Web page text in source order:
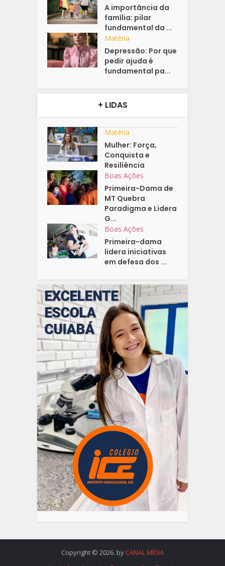
A importância da
família: pilar
fundamental da ...
Matéria
Depressão: Por que
pedir ajuda é
fundamental pa...
+ LIDAS
Matéria
Mulher: Força,
Conquista e
Resiliência
Boas Ações
Primeira-Dama de
MT Quebra
Paradigma e Lidera
G...
Boas Ações
Primeira-dama
lidera iniciativas
em defesa dos ...
Copyright © 2026. by CANAL MÍDIA